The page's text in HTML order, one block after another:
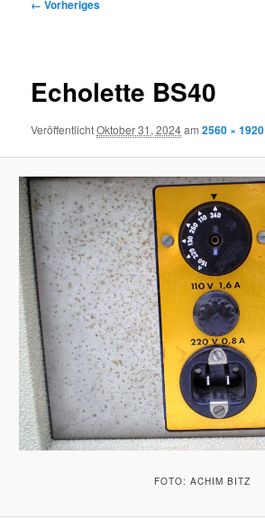
← Vorheriges
Echolette BS40
VeröffentlichtOktober 31, 2024am2560 × 1920
FOTO: ACHIM BITZ